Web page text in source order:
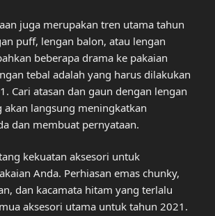
juga merupakan tren utama tahun
puff, lengan balon, atau lengan
beberapa drama ke pakaian
tebal adalah yang harus dilakukan
Cari atasan dan gaun dengan lengan
akan langsung meningkatkan
dan membuat pernyataan.
kekuatan aksesori untuk
Anda. Perhiasan emas chunky,
dan kacamata hitam yang terlalu
aksesori utama untuk tahun 2021.